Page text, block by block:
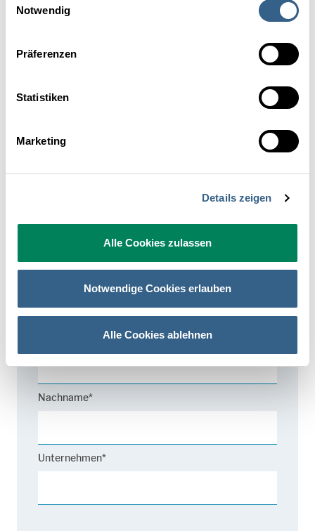
Notwendig
Präferenzen
Statistiken
Marketing
Details zeigen
Alle Cookies zulassen
Notwendige Cookies erlauben
Alle Cookies ablehnen
zurück zur Übersicht
Kontakt
Frau Herr Divers
Nachname*
Unternehmen*